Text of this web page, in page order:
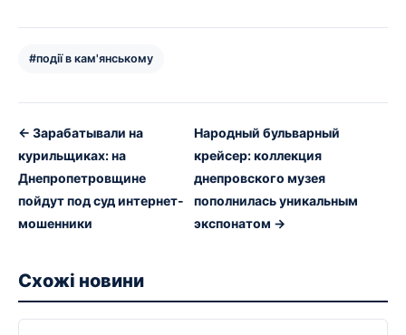
#події в кам'янському
← Зарабатывали на
курильщиках: на
Днепропетровщине
пойдут под суд интернет-
мошенники
Народный бульварный
крейсер: коллекция
днепровского музея
пополнилась уникальным
экспонатом →
Схожі новини